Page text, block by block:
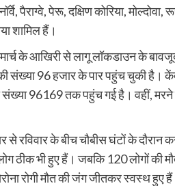
पैराग्वे, पेरू, दक्षिण कोरिया,
शामिल हैं।
के आखिरी से लागू लॉकडाउन के
संख्या 96 हजार के पार पहुंच चुकी है।
संख्या 96169 तक पहुंच गई है। वहीं,
रविवार के बीच चौबीस घंटों के दौरान
ठीक भी हुए हैं। जबकि 120 लोगों की
रोगी मौत की जंग जीतकर स्वस्थ